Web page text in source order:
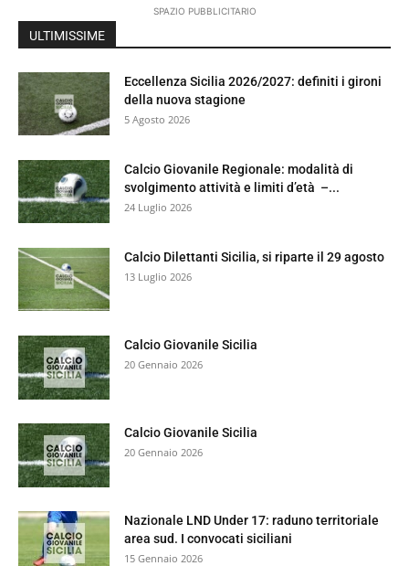
SPAZIO PUBBLICITARIO
ULTIMISSIME
Eccellenza Sicilia 2026/2027: definiti i gironi
della nuova stagione
5 Agosto 2026
Calcio Giovanile Regionale: modalità di
svolgimento attività e limiti d’età –...
24 Luglio 2026
Calcio Dilettanti Sicilia, si riparte il 29 agosto
13 Luglio 2026
Calcio Giovanile Sicilia
20 Gennaio 2026
Calcio Giovanile Sicilia
20 Gennaio 2026
Nazionale LND Under 17: raduno territoriale
area sud. I convocati siciliani
15 Gennaio 2026